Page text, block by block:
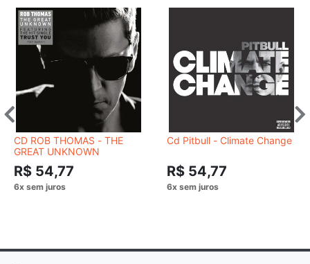
CD ROB THOMAS - THE
GREAT UNKNOWN
R$ 54,77
Cd Pitbull - Climate Change
R$ 54,77